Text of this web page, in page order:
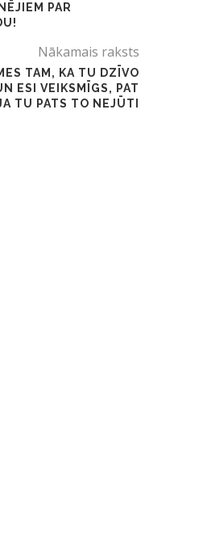
PAR
Nākamais raksts
TAM, KA TU DZĪVO
ESI VEIKSMĪGS, PAT
TU PATS TO NEJŪTI